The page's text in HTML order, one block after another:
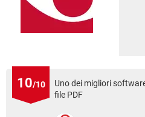
10/10
Uno dei migliori
file PDF